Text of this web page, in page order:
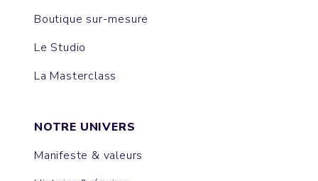
Boutique sur-mesure
Le Studio
La Masterclass
NOTRE UNIVERS
Manifeste & valeurs